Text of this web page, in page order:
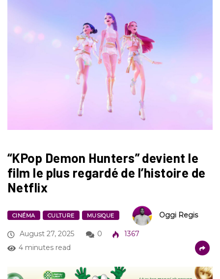
“KPop Demon Hunters” devient le
film le plus regardé de l’histoire de
Netflix
CINÉMA CULTURE MUSIQUE Oggi Regis
August 27, 2025 0
1367
4 minutes read